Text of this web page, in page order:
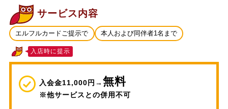
サービス内容
エルフルカードご提示で 本人および同伴者1名まで
入店時に提示
入会金11,000円→無料
※他サービスとの併用不可